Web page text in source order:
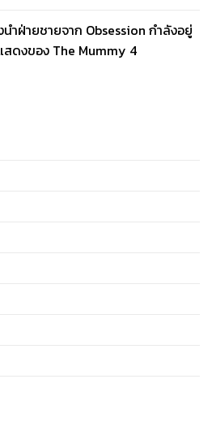
ำฝ่ายชายจาก Obsession กำลังอยู่
สดงของ The Mummy 4